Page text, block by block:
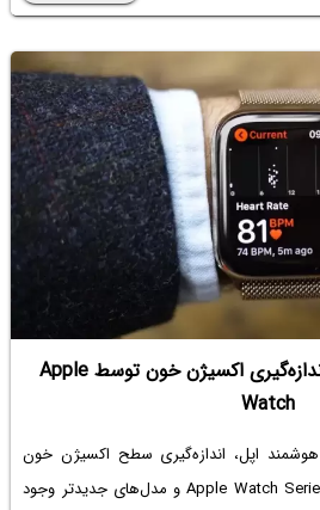
آموزش غیرفعال کردن اندازه‌گیری اکسیژن خون توسط Apple
Watch
اپل، اندازه‌گیری سطح اکسیژن خون
است. البته این قابلیت در Apple Watch Series 6 و مدل‌های جدیدتر وجود